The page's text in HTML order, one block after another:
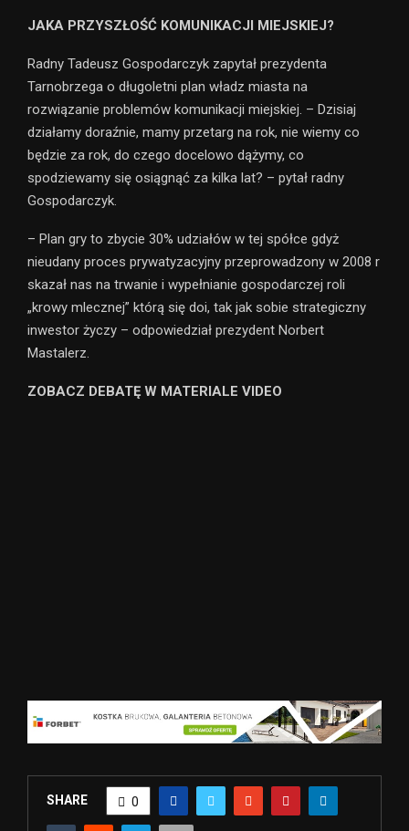
JAKA PRZYSZŁOŚĆ KOMUNIKACJI MIEJSKIEJ?
Radny Tadeusz Gospodarczyk zapytał prezydenta
Tarnobrzega o długoletni plan władz miasta na
rozwiązanie problemów komunikacji miejskiej. – Dzisiaj
działamy doraźnie, mamy przetarg na rok, nie wiemy co
będzie za rok, do czego docelowo dążymy, co
spodziewamy się osiągnąć za kilka lat? – pytał radny
Gospodarczyk.
– Plan gry to zbycie 30% udziałów w tej spółce gdyż
nieudany proces prywatyzacyjny przeprowadzony w 2008 r
skazał nas na trwanie i wypełnianie gospodarczej roli
„krowy mlecznej” którą się doi, tak jak sobie strategiczny
inwestor życzy – odpowiedział prezydent Norbert
Mastalerz.
ZOBACZ DEBATĘ W MATERIALE VIDEO
SHARE 0